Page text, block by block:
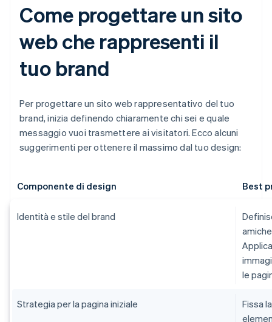
Come progettare un sito
web che rappresenti il
tuo brand
Per progettare un sito web rappresentativo del tuo
brand, inizia definendo chiaramente chi sei e quale
messaggio vuoi trasmettere ai visitatori. Ecco alcuni
suggerimenti per ottenere il massimo dal tuo design:
Componente di design Best
Identità e stile del brand
le
Strategia per la pagina iniziale
Fissa